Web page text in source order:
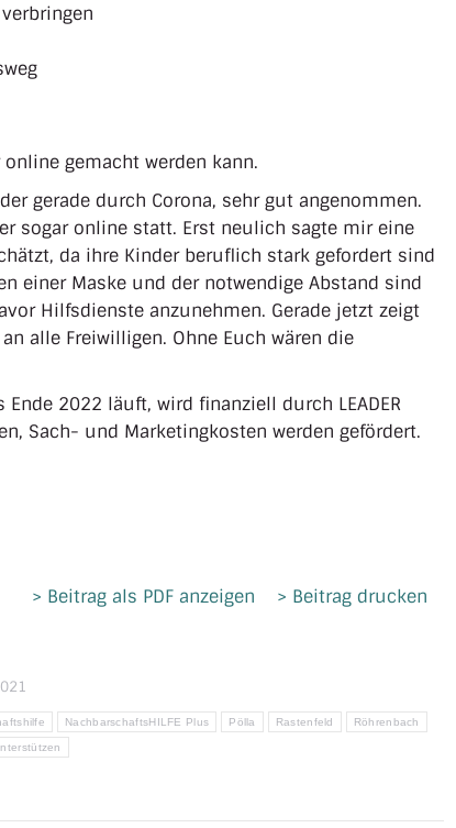
gemacht werden kann.
gerade durch Corona, sehr gut angenommen.
sogar online statt. Erst neulich sagte mir eine
da ihre Kinder beruflich stark gefordert sind
einer Maske und der notwendige Abstand sind
Hilfsdienste anzunehmen. Gerade jetzt zeigt
alle Freiwilligen. Ohne Euch wären die
Ende 2022 läuft, wird finanziell durch LEADER
Sach- und Marketingkosten werden gefördert.
> Beitrag als PDF anzeigen > Beitrag drucken
NachbarschaftsHILFE Plus Pölla Rastenfeld Röhrenbach